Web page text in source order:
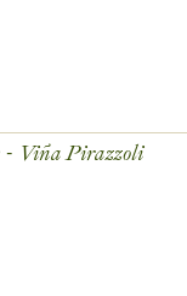
- Viña Pirazzoli